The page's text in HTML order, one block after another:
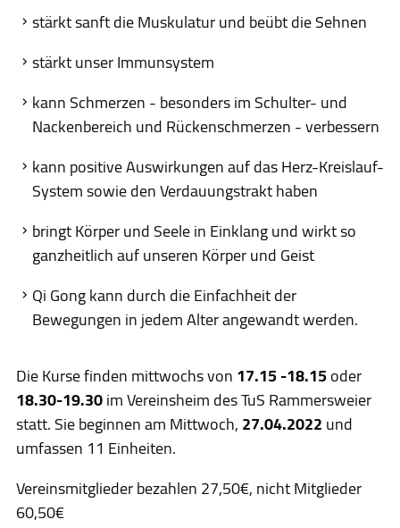
stärkt sanft die Muskulatur und beübt die Sehnen
stärkt unser Immunsystem
kann Schmerzen - besonders im Schulter- und
Nackenbereich und Rückenschmerzen - verbessern
kann positive Auswirkungen auf das Herz-Kreislauf-
System sowie den Verdauungstrakt haben
bringt Körper und Seele in Einklang und wirkt so
ganzheitlich auf unseren Körper und Geist
Qi Gong kann durch die Einfachheit der
Bewegungen in jedem Alter angewandt werden.
Die Kurse finden mittwochs von17.15 -18.15oder
18.30-19.30im Vereinsheim des TuS Rammersweier
statt. Sie beginnen am Mittwoch,27.04.2022und
umfassen 11 Einheiten.
Vereinsmitglieder bezahlen 27,50€, nicht Mitglieder
60,50€